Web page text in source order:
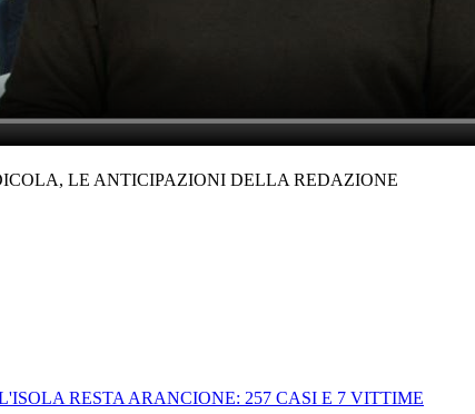
LE ANTICIPAZIONI DELLA REDAZIONE
RESTA ARANCIONE: 257 CASI E 7 VITTIME